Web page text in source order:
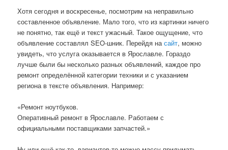
Хотя сегодня и воскресенье, посмотрим на неправильно
составленное объявление. Мало того, что из картинки ничего
не понятно, так ещё и текст ужасный. Такое ощущение, что
объявление составлял SEO-шник. Перейдя насайт, можно
увидеть, что услуга оказывается в Ярославле. Гораздо
лучше были бы несколько разных объявлений, каждое про
ремонт определённой категории техники и с указанием
региона в тексте объявления. Например:
«Ремонт ноутбуков.
Оперативный ремонт в Ярославле. Работаем с
официальными поставщиками запчастей.»